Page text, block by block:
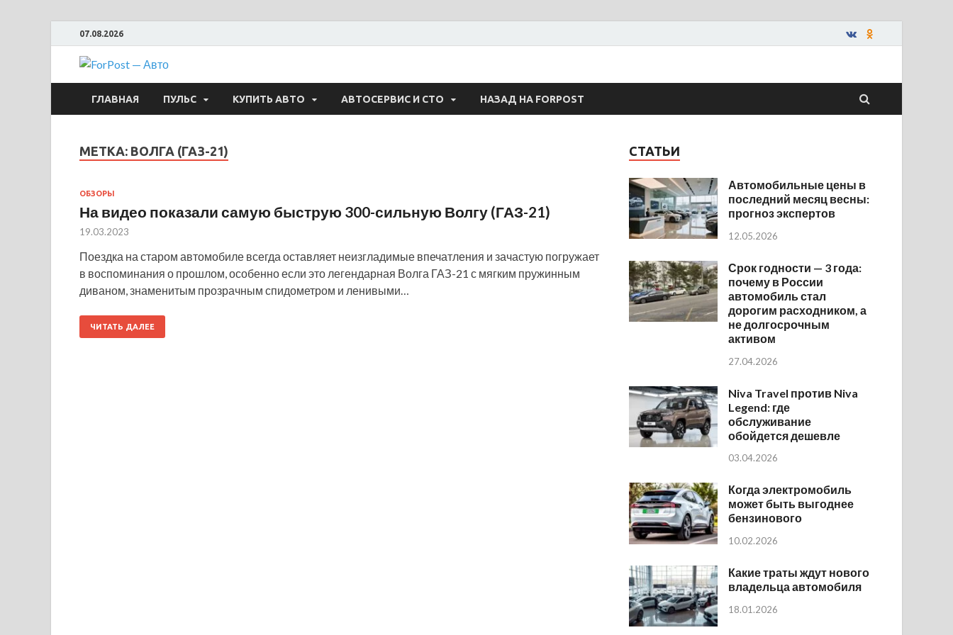
07.08.2026
ForPost — Авто
ГЛАВНАЯ ПУЛЬС КУПИТЬ АВТО АВТОСЕРВИС И СТО НАЗАД НА FORPOST
МЕТКА: ВОЛГА (ГАЗ-21)
ОБЗОРЫ
На видео показали самую быструю 300-сильную Волгу (ГАЗ-21)
19.03.2023
Поездка на старом автомобиле всегда оставляет неизгладимые впечатления и зачастую погружает
в воспоминания о прошлом, особенно если это легендарная Волга ГАЗ-21 с мягким пружинным
диваном, знаменитым прозрачным спидометром и ленивыми…
ЧИТАТЬ ДАЛЕЕ
СТАТЬИ
Автомобильные цены в
последний месяц весны:
прогноз экспертов
12.05.2026
Срок годности — 3 года:
почему в России
автомобиль стал
дорогим расходником, а
не долгосрочным
активом
27.04.2026
Niva Travel против Niva
Legend: где
обслуживание
обойдется дешевле
03.04.2026
Когда электромобиль
может быть выгоднее
бензинового
10.02.2026
Какие траты ждут нового
владельца автомобиля
18.01.2026